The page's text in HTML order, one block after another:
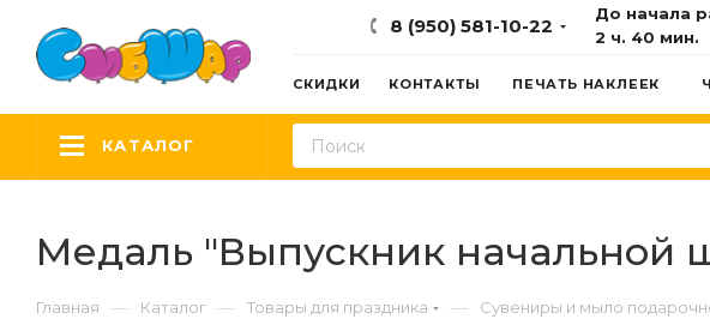
8 (950) 581-10-22
До начала
2 ч. 40 мин.
СКИДКИ КОНТАКТЫ ПЕЧАТЬ НАКЛЕЕК
КАТАЛОГ
Медаль "Выпускник начальной
Главная — Каталог — Товары для праздника — Сувениры и мыло